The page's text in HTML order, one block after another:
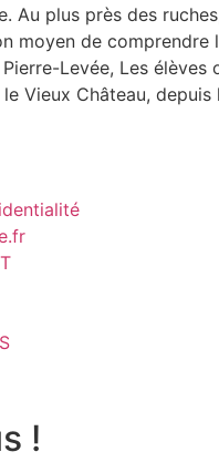
Au plus près des
moyen de comprendre
Levée, Les élèves
Vieux Château, depuis
!